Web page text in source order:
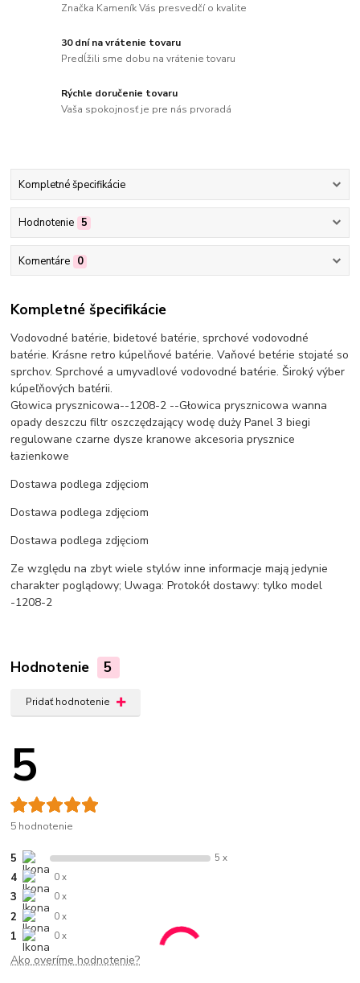
Značka Kameník Vás presvedčí o kvalite
30 dní na vrátenie tovaru
Predĺžili sme dobu na vrátenie tovaru
Rýchle doručenie tovaru
Vaša spokojnosť je pre nás prvoradá
Kompletné špecifikácie
Hodnotenie 5
Komentáre 0
Kompletné špecifikácie
Vodovodné batérie, bidetové batérie, sprchové vodovodné
batérie. Krásne retro kúpelňové batérie. Vaňové betérie stojaté so
sprchov. Sprchové a umyvadlové vodovodné batérie. Široký výber
kúpeľňových batérii.
Głowica prysznicowa--1208-2 --Głowica prysznicowa wanna
opady deszczu filtr oszczędzający wodę duży Panel 3 biegi
regulowane czarne dysze kranowe akcesoria prysznice
łazienkowe
Dostawa podlega zdjęciom
Dostawa podlega zdjęciom
Dostawa podlega zdjęciom
Ze względu na zbyt wiele stylów inne informacje mają jedynie
charakter poglądowy; Uwaga: Protokół dostawy: tylko model
-1208-2
Hodnotenie 5
Pridať hodnotenie
5
5 hodnotenie
5 5 x
4 0 x
3 0 x
2 0 x
1 0 x
Ako overíme hodnotenie?